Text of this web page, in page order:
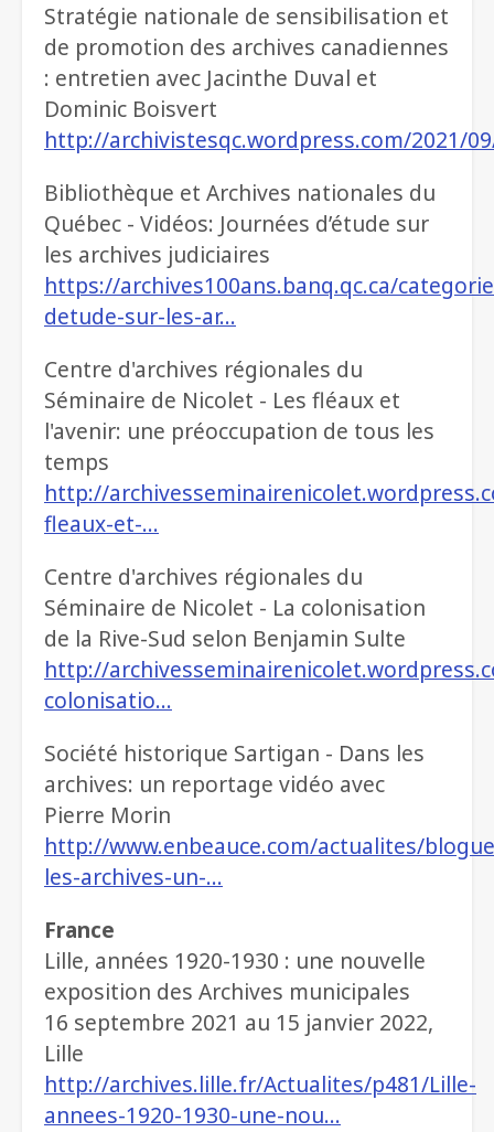
Stratégie nationale de sensibilisation et
de promotion des archives canadiennes
: entretien avec Jacinthe Duval et
Dominic Boisvert
http://archivistesqc.wordpress.com/2021/
Bibliothèque et Archives nationales du
Québec - Vidéos: Journées d’étude sur
les archives judiciaires
https://archives100ans.banq.qc.ca/
detude-sur-les-ar…
Centre d'archives régionales du
Séminaire de Nicolet - Les fléaux et
l'avenir: une préoccupation de tous les
temps
http://
fleaux-et-…
Centre d'archives régionales du
Séminaire de Nicolet - La colonisation
de la Rive-Sud selon Benjamin Sulte
http://
colonisatio…
Société historique Sartigan - Dans les
archives: un reportage vidéo avec
Pierre Morin
http://www.enbeauce.com/actualites/
les-archives-un-…
France
Lille, années 1920-1930 : une nouvelle
exposition des Archives municipales
16 septembre 2021 au 15 janvier 2022,
Lille
http://archives.lille.fr/Actualites/p481/Lille-
annees-1920-1930-une-nou…